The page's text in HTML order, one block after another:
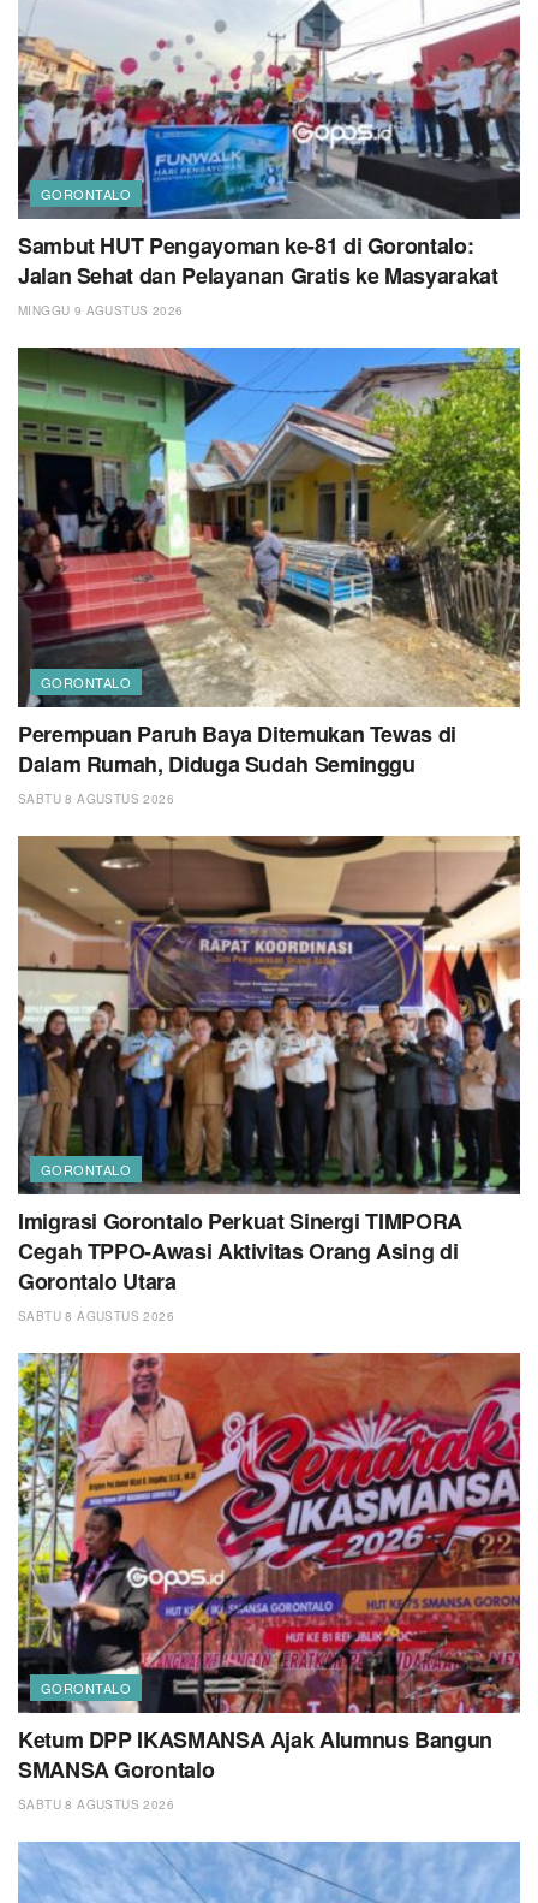
GORONTALO
Sambut HUT Pengayoman ke-81 di Gorontalo:
Jalan Sehat dan Pelayanan Gratis ke Masyarakat
MINGGU 9 AGUSTUS 2026
GORONTALO
Perempuan Paruh Baya Ditemukan Tewas di
Dalam Rumah, Diduga Sudah Seminggu
SABTU 8 AGUSTUS 2026
GORONTALO
Imigrasi Gorontalo Perkuat Sinergi TIMPORA
Cegah TPPO-Awasi Aktivitas Orang Asing di
Gorontalo Utara
SABTU 8 AGUSTUS 2026
GORONTALO
Ketum DPP IKASMANSA Ajak Alumnus Bangun
SMANSA Gorontalo
SABTU 8 AGUSTUS 2026